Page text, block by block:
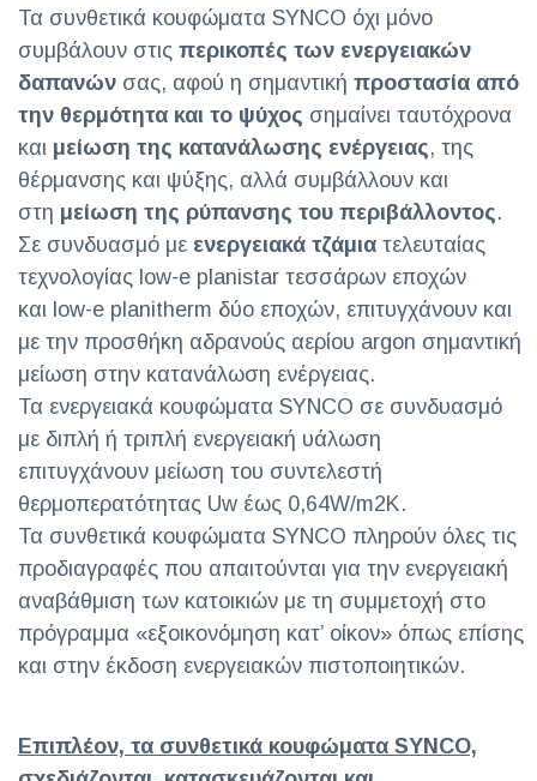
Τα συνθετικά κουφώματα SYNCO όχι μόνο
συμβάλουν στις περικοπές των ενεργειακών
δαπανών σας, αφού η σημαντική προστασία από
την θερμότητα και το ψύχος σημαίνει ταυτόχρονα
και μείωση της κατανάλωσης ενέργειας, της
θέρμανσης και ψύξης, αλλά συμβάλλουν και
στη μείωση της ρύπανσης του περιβάλλοντος.
Σε συνδυασμό με ενεργειακά τζάμια τελευταίας
τεχνολογίας low-e planistar τεσσάρων εποχών
και low-e planitherm δύο εποχών, επιτυγχάνουν και
με την προσθήκη αδρανούς αερίου argon σημαντική
μείωση στην κατανάλωση ενέργειας.
Τα ενεργειακά κουφώματα SYNCO σε συνδυασμό
με διπλή ή τριπλή ενεργειακή υάλωση
επιτυγχάνουν μείωση του συντελεστή
θερμοπερατότητας Uw έως 0,64W/m2K.
Τα συνθετικά κουφώματα SYNCO πληρούν όλες τις
προδιαγραφές που απαιτούνται για την ενεργειακή
αναβάθμιση των κατοικιών με τη συμμετοχή στο
πρόγραμμα «εξοικονόμηση κατ’ οίκον» όπως επίσης
και στην έκδοση ενεργειακών πιστοποιητικών.
Επιπλέον, τα συνθετικά κουφώματα SYNCO,